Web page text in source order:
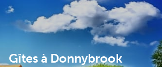
Gîtes à Donnybrook